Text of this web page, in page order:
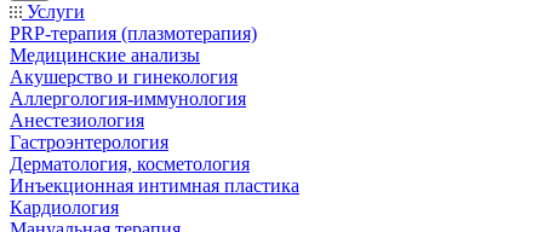
Услуги
PRP-терапия (плазмотерапия)
Медицинские анализы
Акушерство и гинекология
Аллергология-иммунология
Анестезиология
Гастроэнтерология
Дерматология, косметология
Инъекционная интимная пластика
Кардиология